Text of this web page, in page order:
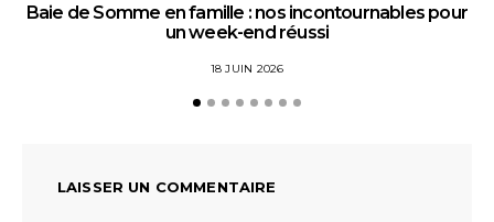
Baie de Somme en famille : nos incontournables pour
un week-end réussi
18 JUIN 2026
LAISSER UN COMMENTAIRE